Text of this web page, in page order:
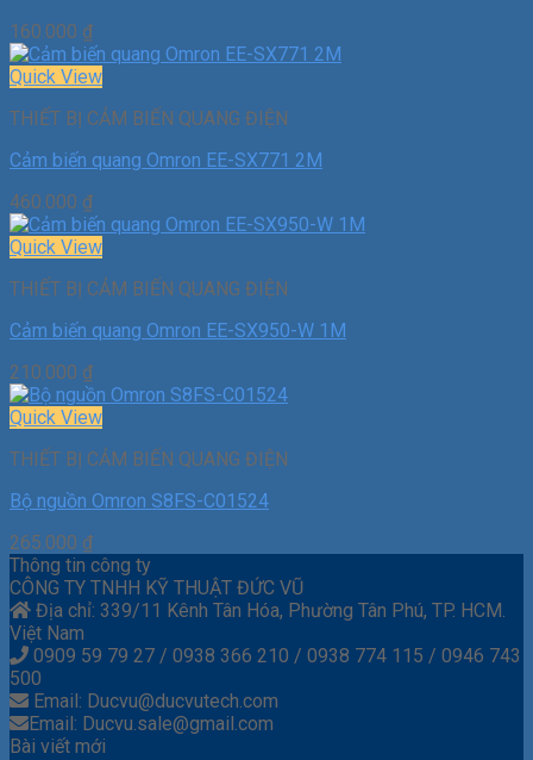
160.000 ₫
Quick View
THIẾT BỊ CẢM BIẾN QUANG ĐIỆN
Cảm biến quang Omron EE-SX771 2M
460.000 ₫
Quick View
THIẾT BỊ CẢM BIẾN QUANG ĐIỆN
Cảm biến quang Omron EE-SX950-W 1M
210.000 ₫
Quick View
THIẾT BỊ CẢM BIẾN QUANG ĐIỆN
Bộ nguồn Omron S8FS-C01524
265.000 ₫
Thông tin công ty
CÔNG TY TNHH KỸ THUẬT ĐỨC VŨ
Địa chỉ: 339/11 Kênh Tân Hóa, Phường Tân Phú, TP. HCM.
Việt Nam
0909 59 79 27 / 0938 366 210 / 0938 774 115 / 0946 743
500
Email: Ducvu@ducvutech.com
Email: Ducvu.sale@gmail.com
Bài viết mới